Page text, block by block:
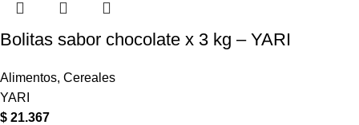
Bolitas sabor chocolate x 3 kg – YARI
Alimentos, Cereales
YARI
$ 21.367